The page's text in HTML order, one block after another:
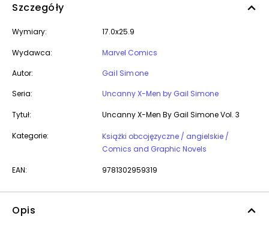
Szczegóły
Wymiary: 17.0x25.9
Wydawca:
Marvel Comics
Autor:
Gail Simone
Seria:
Uncanny X-Men by Gail Simone
Tytuł: Uncanny X-Men By Gail Simone Vol. 3
Kategorie:
Książki obcojęzyczne / angielskie /
Comics and Graphic Novels
EAN: 9781302959319
Opis